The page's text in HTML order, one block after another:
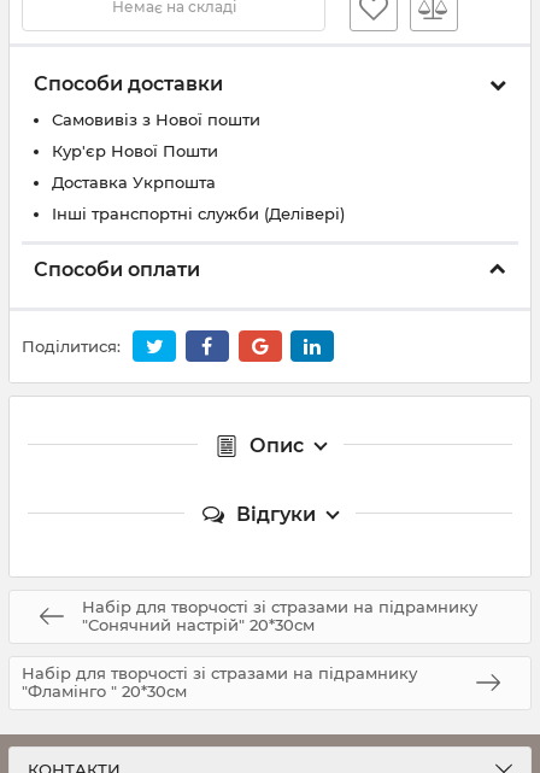
Немає на складі
Способи доставки
Самовивіз з Нової пошти
Кур'єр Нової Пошти
Доставка Укрпошта
Інші транспортні служби (Делівері)
Способи оплати
Поділитися:
Опис
Відгуки
Набір для творчості зі стразами на підрамнику
"Сонячний настрій" 20*30см
Набір для творчості зі стразами на підрамнику
"Фламінго " 20*30см